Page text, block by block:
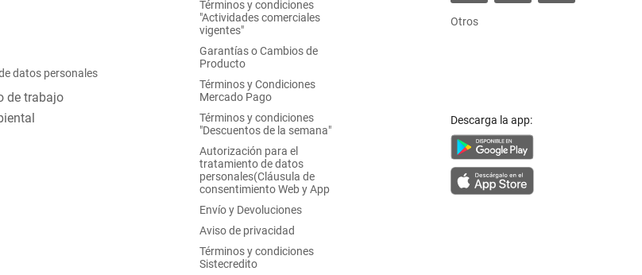
datos personales
de trabajo
Términos y condiciones
"Actividades comerciales
vigentes"
Garantías o Cambios de
Producto
Términos y Condiciones
Mercado Pago
Términos y condiciones
"Descuentos de la semana"
Autorización para el
tratamiento de datos
personales(Cláusula de
consentimiento Web y App
Envío y Devoluciones
Aviso de privacidad
Términos y condiciones
Sistecredito
Otros
Descarga la app: